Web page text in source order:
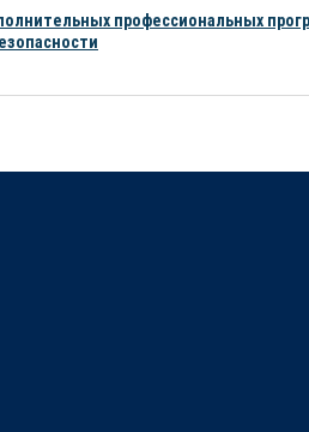
профессиональных